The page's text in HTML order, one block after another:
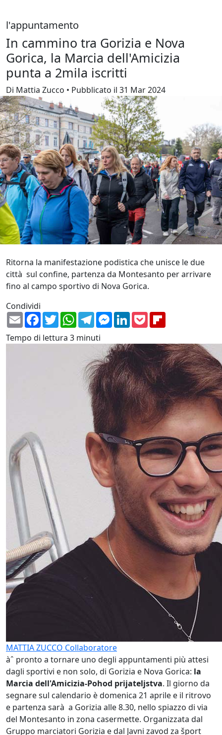
l'appuntamento
In cammino tra Gorizia e Nova
Gorica, la Marcia dell'Amicizia
punta a 2mila iscritti
Di Mattia Zucco • Pubblicato il 31 Mar 2024
Ritorna la manifestazione podistica che unisce le due
città sul confine, partenza da Montesanto per arrivare
fino al campo sportivo di Nova Gorica.
Condividi
EmailFacebook
TwitterWhatsApp
TelegramMessenger
LinkedIn
Pocket
Tempo di lettura 3 minuti
MATTIA ZUCCO Collaboratore
àˆ pronto a tornare uno degli appuntamenti più attesi
dagli sportivi e non solo, di Gorizia e Nova Gorica: la
Marcia dell'Amicizia-Pohod prijateljstva. Il giorno da
segnare sul calendario è domenica 21 aprile e il ritrovo
e partenza sarà a Gorizia alle 8.30, nello spiazzo di via
del Montesanto in zona casermette. Organizzata dal
Gruppo marciatori Gorizia e dal Javni zavod za šport